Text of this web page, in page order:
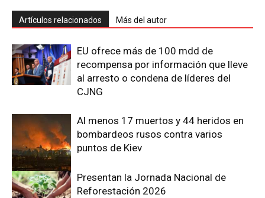
Artículos relacionados Más del autor
EU ofrece más de 100 mdd de
recompensa por información que lleve
al arresto o condena de líderes del
CJNG
Al menos 17 muertos y 44 heridos en
bombardeos rusos contra varios
puntos de Kiev
Presentan la Jornada Nacional de
Reforestación 2026